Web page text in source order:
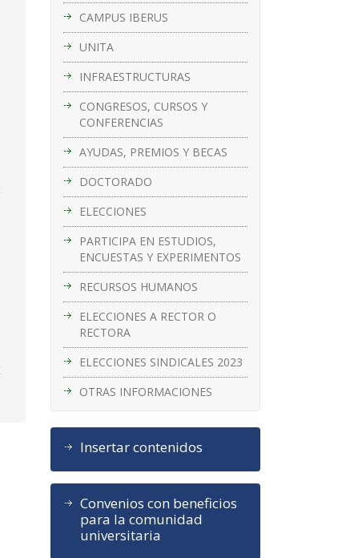
CAMPUS IBERUS
UNITA
INFRAESTRUCTURAS
CONGRESOS, CURSOS Y
CONFERENCIAS
AYUDAS, PREMIOS Y BECAS
DOCTORADO
ELECCIONES
PARTICIPA EN ESTUDIOS,
ENCUESTAS Y EXPERIMENTOS
RECURSOS HUMANOS
ELECCIONES A RECTOR O
RECTORA
ELECCIONES SINDICALES 2023
OTRAS INFORMACIONES
Insertar contenidos
Convenios con beneficios
para la comunidad
universitaria